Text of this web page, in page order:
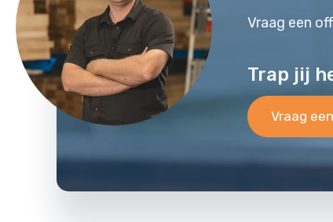
Vraag een
Trap jij
Vraag